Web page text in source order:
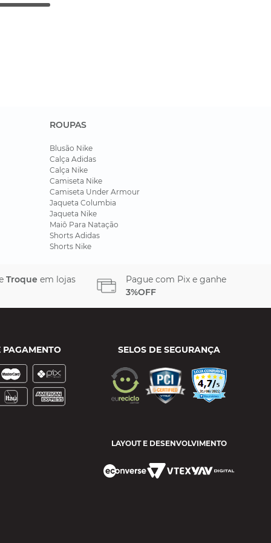
ROUPAS
Blusão Nike
Calça Adidas
Calça Nike
Camiseta Nike
Camiseta Under Armour
Jaqueta Columbia
Jaqueta Nike
Maiô Para Natação
Shorts Adidas
Shorts Nike
Troque em lojas
Pague com Pix e ganhe
3%OFF
PAGAMENTO SELOS DE SEGURANÇA
LAYOUT E DESENVOLVIMENTO